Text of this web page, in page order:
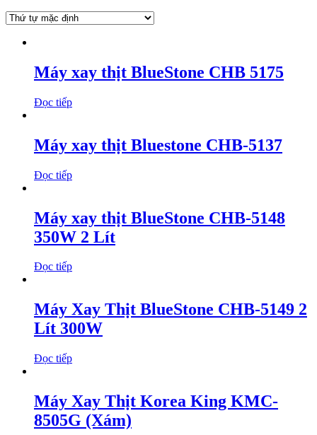
Máy xay thịt BlueStone CHB 5175
Đọc tiếp
Máy xay thịt Bluestone CHB-5137
Đọc tiếp
Máy xay thịt BlueStone CHB-5148
350W 2 Lít
Đọc tiếp
Máy Xay Thịt BlueStone CHB-5149 2
Lít 300W
Đọc tiếp
Máy Xay Thịt Korea King KMC-
8505G (Xám)